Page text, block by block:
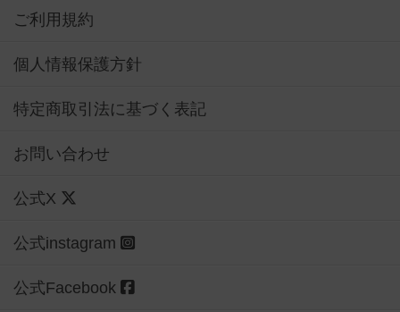
ご利用規約
個人情報保護方針
特定商取引法に基づく表記
お問い合わせ
公式X
公式instagram
公式Facebook